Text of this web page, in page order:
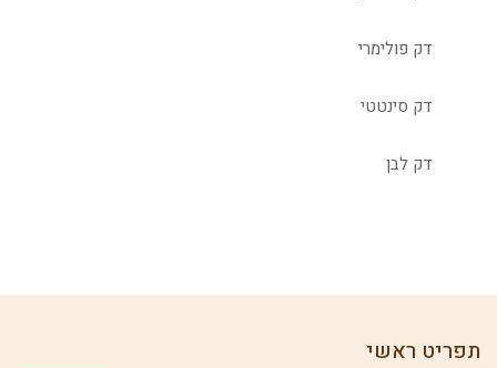
דק פולימרי
דק סינטטי
דק לבן
תפריט ראשי